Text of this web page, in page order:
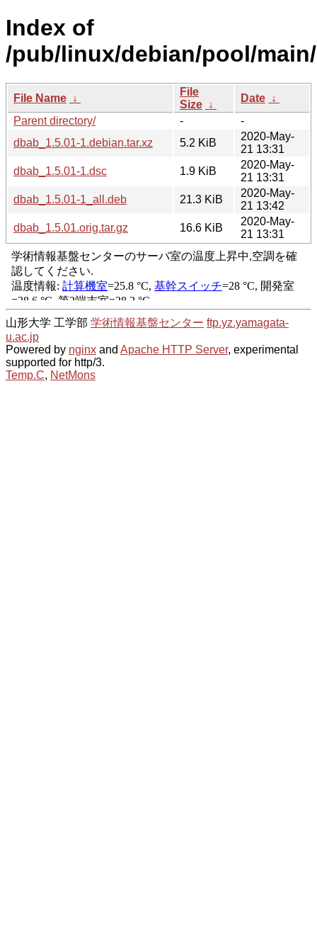
Index of
/pub/linux/debian/pool/
File Name ↓
File
Size ↓
Date ↓
Parent directory/
-
-
dbab_1.5.01-1.debian.tar.xz
5.2 KiB
2020-May-
21 13:31
dbab_1.5.01-1.dsc
1.9 KiB
2020-May-
21 13:31
dbab_1.5.01-1_all.deb
21.3 KiB
2020-May-
21 13:42
dbab_1.5.01.orig.tar.gz
16.6 KiB
2020-May-
21 13:31
山形大学 工学部 学術情報基盤センター ftp.yz.yamagata-
u.ac.jp
Powered by nginx and Apache HTTP Server, experimental
supported for http/3.
Temp.C, NetMons